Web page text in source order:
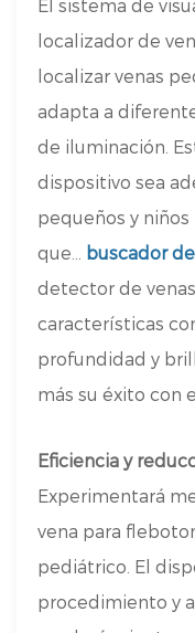
El sistema de
localizador de
localizar venas
adapta a
de iluminación.
dispositivo sea
pequeños y
que... buscador
detector de
características
profundidad y
más su éxito con
Eficiencia y
Experimentará
vena para
pediátrico. El
procedimiento y